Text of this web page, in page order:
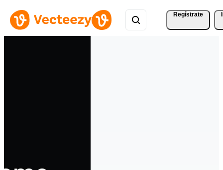
Regístrate